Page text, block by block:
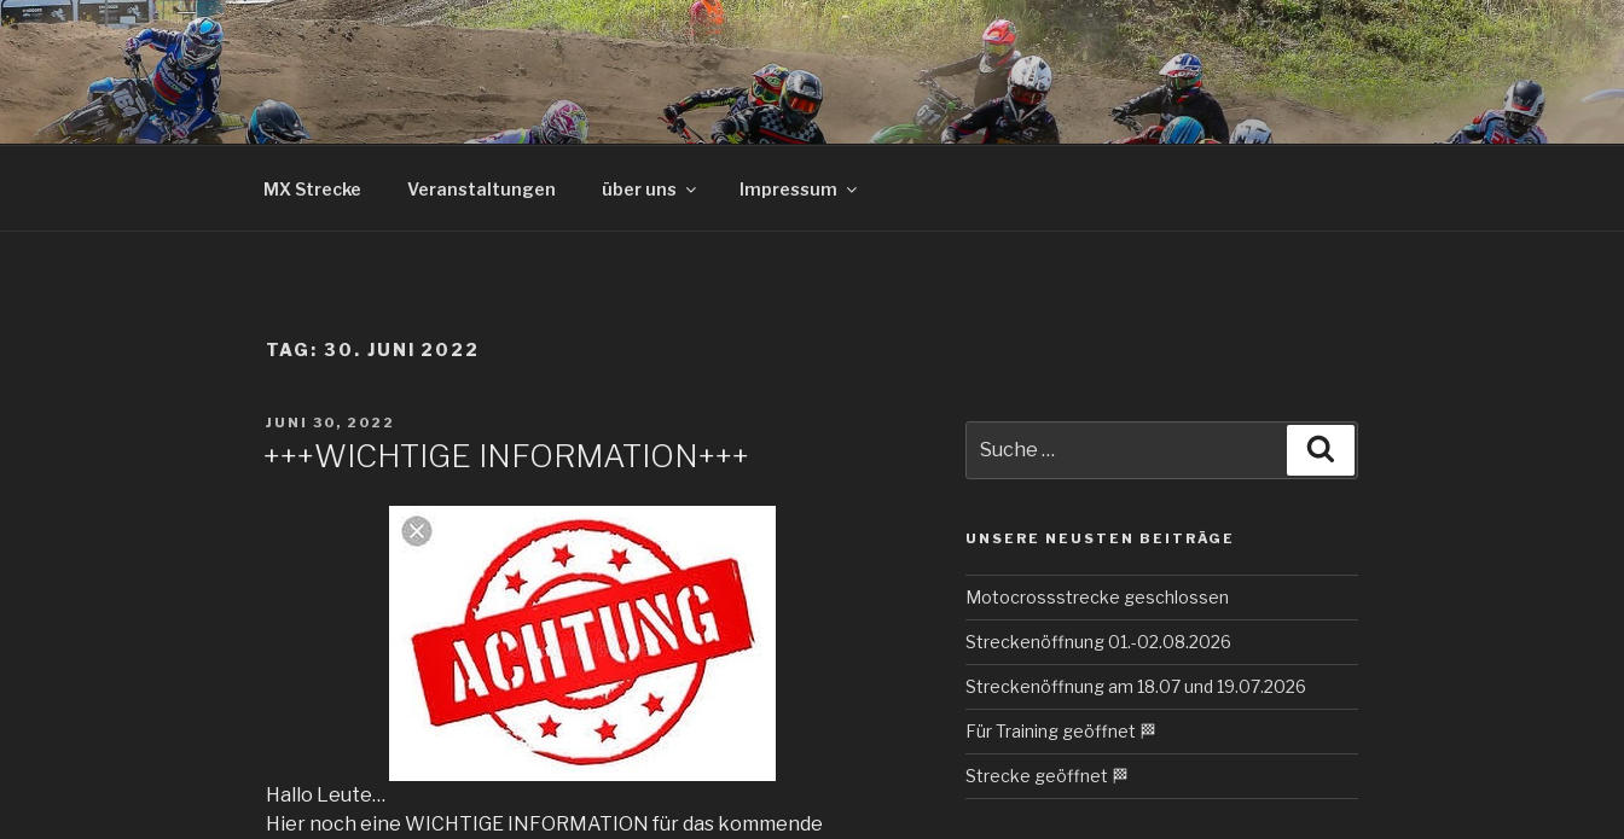
Zum
Inhalt
springen
MX Strecke Veranstaltungen über uns Impressum
TAG: 30. JUNI 2022
VERÖFFENTLICHT
JUNI 30, 2022
+++WICHTIGE INFORMATION+++
Hallo Leute…
Hier noch eine WICHTIGE INFORMATION für das kommende
nach:
UNSERE NEUSTEN BEITRÄGE
Motocrossstrecke geschlossen
Streckenöffnung 01.-02.08.2026
Streckenöffnung am 18.07 und 19.07.2026
Für Training geöffnet 🏁
Strecke geöffnet 🏁